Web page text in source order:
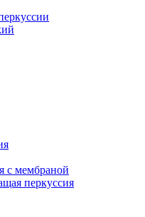
с мембраной
перкуссия